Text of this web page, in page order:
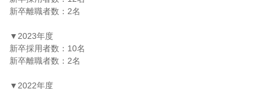
新卒離職者数：2名
▼2023年度
新卒採用者数：10名
新卒離職者数：2名
▼2022年度